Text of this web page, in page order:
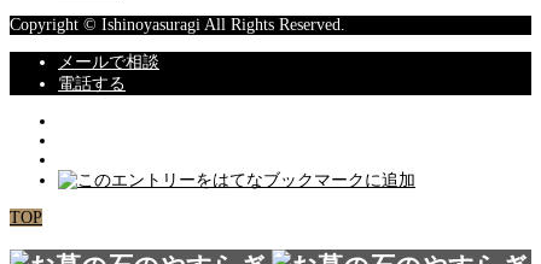
Copyright © Ishinoyasuragi All Rights Reserved.
メールで相談
電話する
TOP